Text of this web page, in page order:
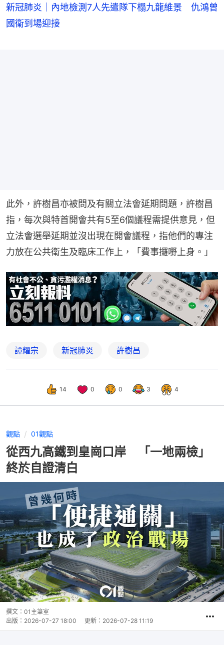
新冠肺炎｜內地檢測7人先遣隊下榻九龍維景 仇鴻曾
國衞到場迎接
此外，許樹昌亦被問及有關立法會延期問題，許樹昌
指，每次與特首開會共有5至6個議程需提供意見，但
立法會選舉延期並沒出現在開會議程，指他們的專注
力放在公共衛生及臨床工作上，「費事攞嘢上身。」
譚耀宗 新冠肺炎 許樹昌
14 0 0 3 4
觀點 01觀點
從西九高鐵到皇崗口岸 「一地兩檢」
終於自證清白
撰文： 01主筆室
出版： 2026-07-27 18:00 更新： 2026-07-28 11:19